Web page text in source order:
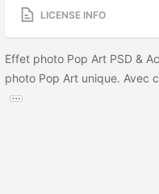
LICENSE INFO
Effet photo Pop Art PSD &
photo Pop Art unique. Avec